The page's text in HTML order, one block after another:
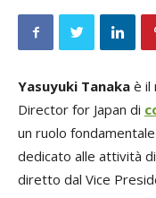
Yasuyuki Tanaka è il
Director for Japan di
un ruolo
dedicato alle attività
diretto dal Vice